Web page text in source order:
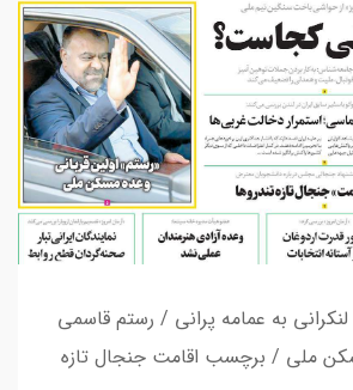
به عمامه پرانی / رستم قاسمی
ملی / برچسب اقامت جنجال تازه